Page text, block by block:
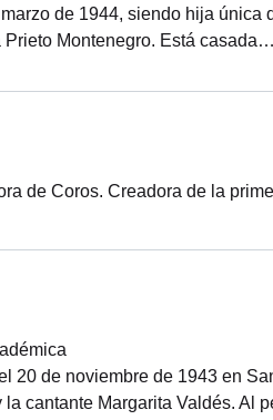
de 1944, siendo hija única
Montenegro. Está casada…
de Coros. Creadora de la
20 de noviembre de 1943 en
cantante Margarita Valdés. Al